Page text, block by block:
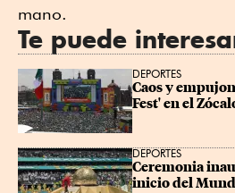
mano.
Te puede
DEPORTES
Caos y
Fest' en el
DEPORTES
Ceremonia
inicio del